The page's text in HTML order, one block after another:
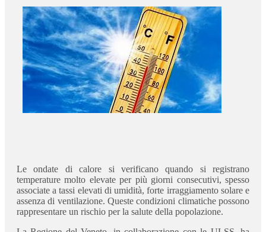
Le ondate di calore si verificano quando si registrano
temperature molto elevate per più giorni consecutivi, spesso
associate a tassi elevati di umidità, forte irraggiamento solare e
assenza di ventilazione. Queste condizioni climatiche possono
rappresentare un rischio per la salute della popolazione.